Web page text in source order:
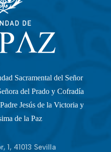
Sacramental del Señor
del Prado y Cofradía
Jesús de la Victoria y
de la Paz
1, 41013 Sevilla